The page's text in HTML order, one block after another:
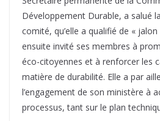
Développement Durable, a salué
comité, qu’elle a qualifié de «
ensuite invité ses membres à
éco-citoyennes et à renforcer les
matière de durabilité. Elle a par
l’engagement de son ministère à
processus, tant sur le plan